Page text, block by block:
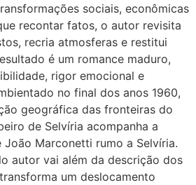
sociais, econômicas
recontar fatos, o autor revisita
recria atmosferas e restitui
é um romance maduro,
rigor emocional e
no final dos anos 1960,
geográfica das fronteiras do
de Selvíria acompanha a
Marconetti rumo a Selvíria.
autor vai além da descrição dos
um deslocamento